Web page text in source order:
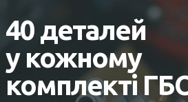
40 деталей
у кожному
комплекті